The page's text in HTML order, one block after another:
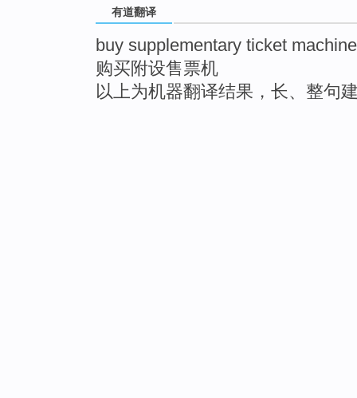
有道翻译
buy supplementary ticket machine
购买附设售票机
以上为机器翻译结果，长、整句